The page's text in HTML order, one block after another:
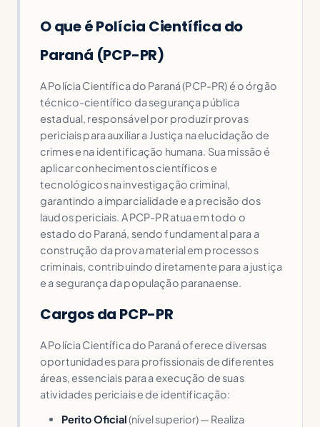
O que é Polícia Científica do
Paraná (PCP-PR)
A Polícia Científica do Paraná (PCP-PR) é o órgão
técnico-científico da segurança pública
estadual, responsável por produzir provas
periciais para auxiliar a Justiça na elucidação de
crimes e na identificação humana. Sua missão é
aplicar conhecimentos científicos e
tecnológicos na investigação criminal,
garantindo a imparcialidade e a precisão dos
laudos periciais. A PCP-PR atua em todo o
estado do Paraná, sendo fundamental para a
construção da prova material em processos
criminais, contribuindo diretamente para a justiça
e a segurança da população paranaense.
Cargos da PCP-PR
A Polícia Científica do Paraná oferece diversas
oportunidades para profissionais de diferentes
áreas, essenciais para a execução de suas
atividades periciais e de identificação:
Perito Oficial(nível superior) — Realiza